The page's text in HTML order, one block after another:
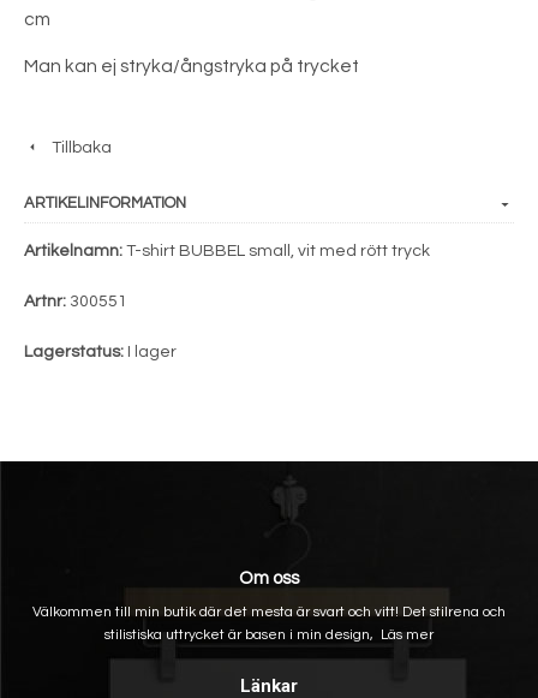
cm
Man kan ej stryka/ångstryka på trycket
Tillbaka
ARTIKELINFORMATION
Artikelnamn: T-shirt BUBBEL small, vit med rött tryck
Artnr: 300551
Lagerstatus: I lager
Om oss
Välkommen till min butik där det mesta är svart och vitt! Det stilrena och
stilistiska uttrycket är basen i min design, Läs mer
Länkar